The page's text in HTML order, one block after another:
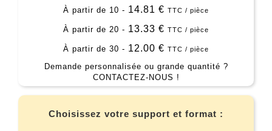
À partir de 10 - 14.81 € TTC / pièce
À partir de 20 - 13.33 € TTC / pièce
À partir de 30 - 12.00 € TTC / pièce
Demande personnalisée ou grande quantité ?
CONTACTEZ-NOUS !
Choisissez votre support et format :